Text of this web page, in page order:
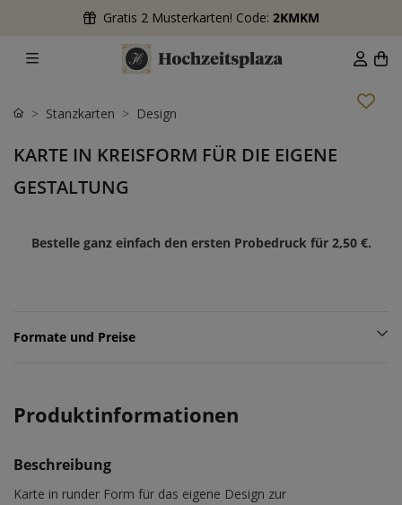
Gratis 2 Musterkarten! Code: 2KMKM
Stanzkarten Design
KARTE IN KREISFORM FÜR DIE EIGENE
GESTALTUNG
Bestelle ganz einfach den ersten Probedruck für 2,50 €.
Formate und Preise
Produktinformationen
Beschreibung
Karte in runder Form für das eigene Design zur